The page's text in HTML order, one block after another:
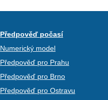
Předpověď počasí
Numerický model
Předpověď pro Prahu
Předpověď pro Brno
Předpověď pro Ostravu